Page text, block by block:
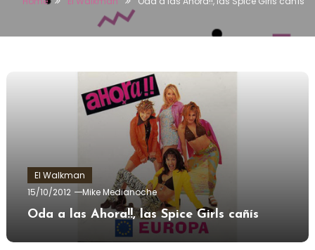
El Walkman
15/10/2012
Mike Medianoche
Oda a las Ahora!!, las Spice Girls cañís